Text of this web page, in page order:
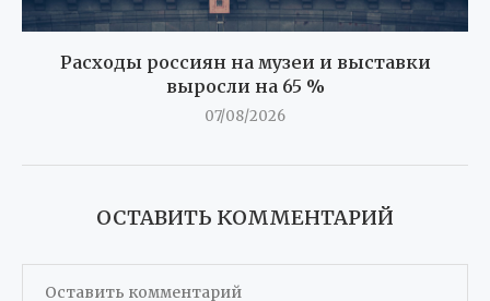
Расходы россиян на музеи и выставки
выросли на 65 %
07/08/2026
ОСТАВИТЬ КОММЕНТАРИЙ